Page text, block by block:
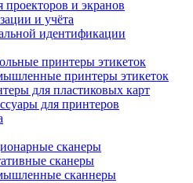
и экранов
и учёта
идентификации
принтеры этикеток
принтеры этикеток
для пластиковых карт
для принтеров
сканеры
сканеры
сканнеры